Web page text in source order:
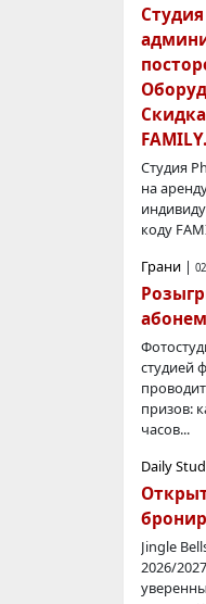
FAMILY.
Студия
на
коду
Грани |
студией
призов:
часов...
Daily
Jingle
2026/